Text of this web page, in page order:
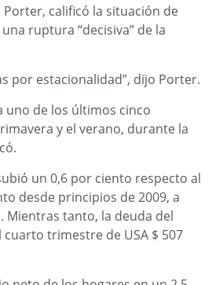
calificó la situación de
ruptura “decisiva” de la
por estacionalidad”, dijo Porter.
uno de los últimos cinco
y el verano, durante la
un 0,6 por ciento respecto al
desde principios de 2009, a
Mientras tanto, la deuda del
trimestre de USA $ 507